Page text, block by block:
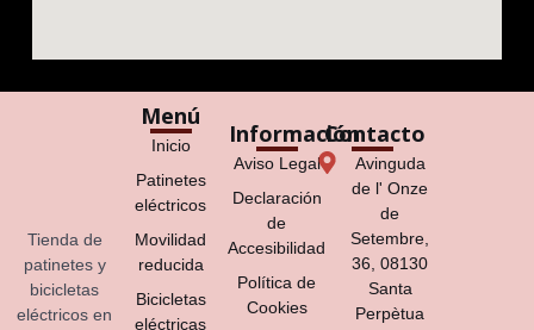
Tienda de
patinetes y
bicicletas
eléctricos en
Menú
Inicio
Patinetes
eléctricos
Movilidad
reducida
Bicicletas
eléctricas
Información
Aviso Legal
Declaración
de
Accesibilidad
Política de
Cookies
Contacto
Avinguda
de l' Onze
de
Setembre,
36, 08130
Santa
Perpètua